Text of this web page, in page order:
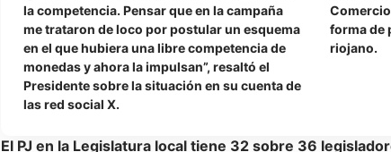
la competencia. Pensar que en la campaña
me trataron de loco por postular un esquema
en el que hubiera una libre competencia de
monedas y ahora la impulsan”, resaltó el
Presidente sobre la situación en su cuenta de
las red social X.
forma de
riojano.
El PJ en la Legislatura local tiene 32 sobre 36